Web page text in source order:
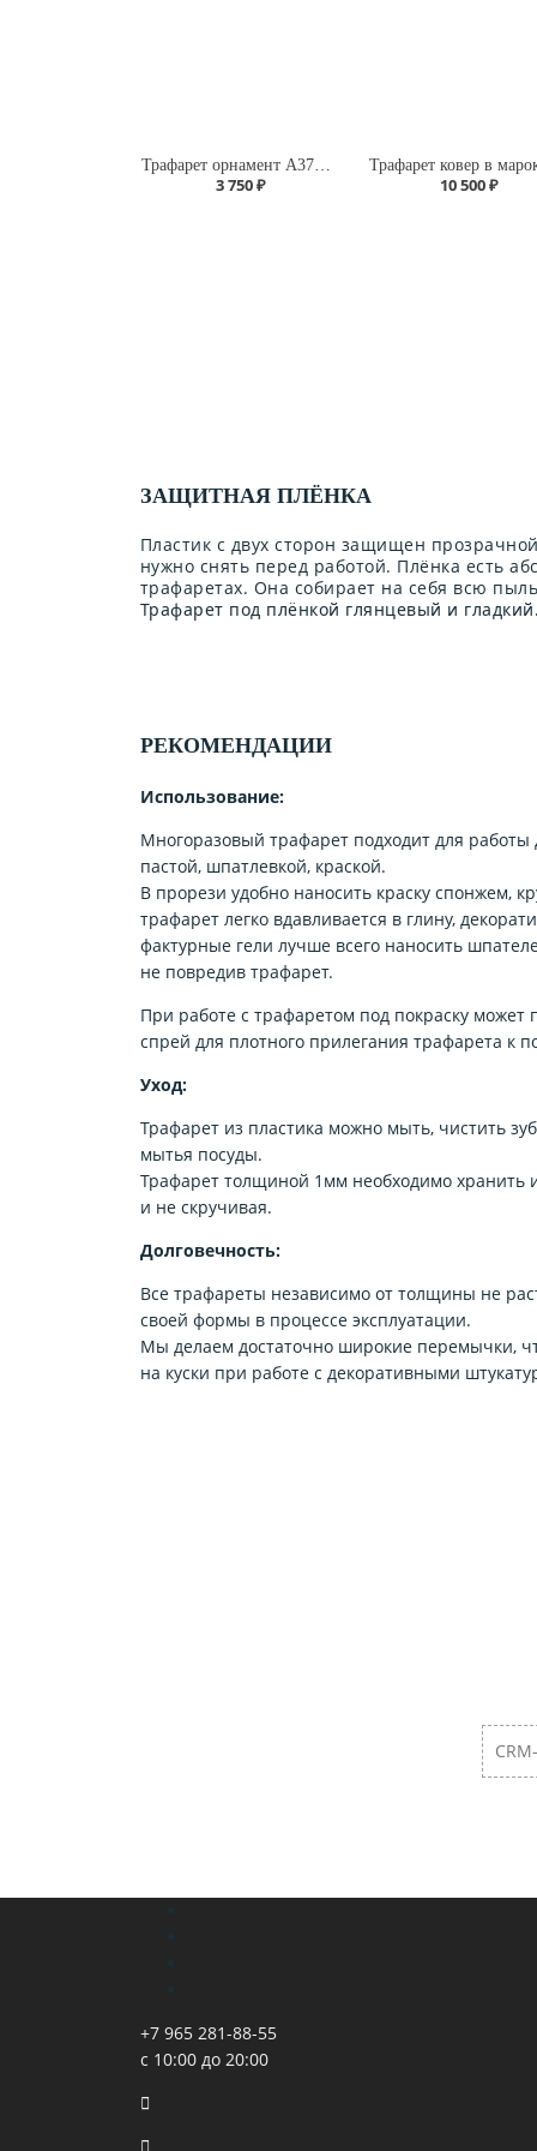
Трафарет орнамент А370/105
3 750 ₽ 10 500 ₽
ЗАЩИТНАЯ ПЛЁНКА
Пластик с двух сторон защищен
нужно снять перед работой. Плёнка есть
трафаретах. Она собирает на себя всю
Трафарет под плёнкой глянцевый и гладкий.
РЕКОМЕНДАЦИИ
Использование:
Многоразовый трафарет подходит для работы
пастой, шпатлевкой, краской.
В прорези удобно наносить краску спонжем,
трафарет легко вдавливается в глину,
фактурные гели лучше всего наносить
не повредив трафарет.
При работе с трафаретом под покраску
спрей для плотного прилегания трафарета к
Уход:
Трафарет из пластика можно мыть, чистить
мытья посуды.
Трафарет толщиной 1мм необходимо хранить
и не скручивая.
Долговечность:
Все трафареты независимо от толщины не
своей формы в процессе эксплуатации.
Мы делаем достаточно широкие перемычки,
на куски при работе с декоративными
+7 965 281-88-55
с 10:00 до 20:00